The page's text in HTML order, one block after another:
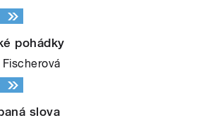
pohádky
Fischerová
slova